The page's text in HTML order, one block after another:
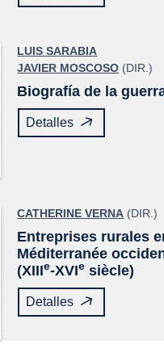
LUIS SARABIA
JAVIER MOSCOSO (DIR.)
Biografía de la
Detalles
CATHERINE VERNA (DIR.)
Entreprises rurales
Méditerranée
(XIIIe-XVIe siècle)
Detalles